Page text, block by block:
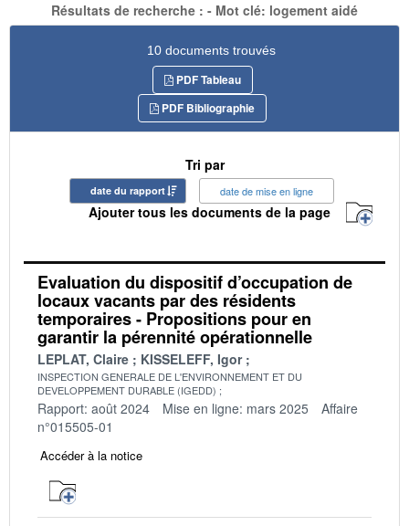
Résultats de recherche : - Mot clé: logement aidé
10 documents trouvés
PDF Tableau
PDF Bibliographie
Tri par
date du rapport date de mise en ligne
Ajouter tous les documents de la page
Evaluation du dispositif d’occupation de
locaux vacants par des résidents
temporaires - Propositions pour en
garantir la pérennité opérationnelle
LEPLAT, Claire KISSELEFF, Igor
INSPECTION GENERALE DE L'ENVIRONNEMENT ET DU
DEVELOPPEMENT DURABLE (IGEDD)
Rapport: août 2024 Mise en ligne: mars 2025
Affaire
n°015505-01
Accéder à la notice